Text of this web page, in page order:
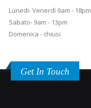
Lunedi- Venerdì 9am - 18pm
Sabato- 9am - 13pm
Domenica - chiusi
Get In Touch